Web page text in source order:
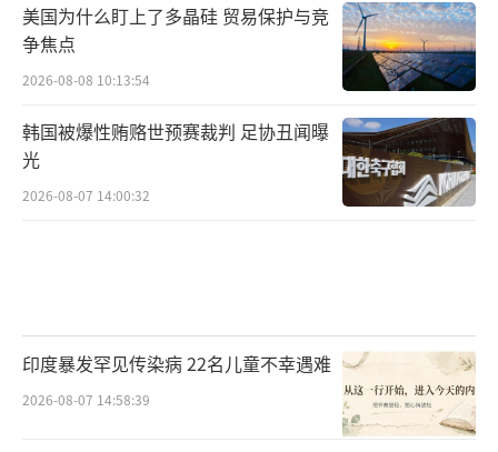
美国为什么盯上了多晶硅 贸易保护与竞
争焦点
2026-08-08 10:13:54
韩国被爆性贿赂世预赛裁判 足协丑闻曝
光
2026-08-07 14:00:32
印度暴发罕见传染病 22名儿童不幸遇难
2026-08-07 14:58:39